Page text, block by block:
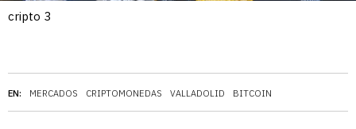
EN: MERCADOS CRIPTOMONEDAS VALLADOLID BITCOIN
cripto 3